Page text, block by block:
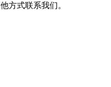
方式联系我们。